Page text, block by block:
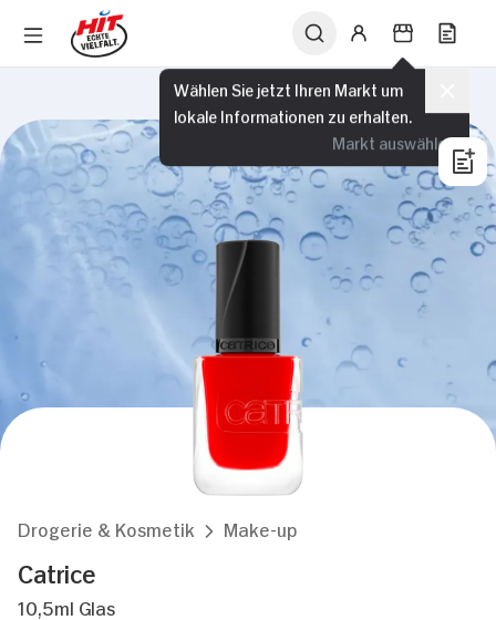
Wählen Sie jetzt Ihren Markt um
lokale Informationen zu erhalten.
Markt auswählen
Drogerie & Kosmetik Make-up
Catrice
10,5ml Glas